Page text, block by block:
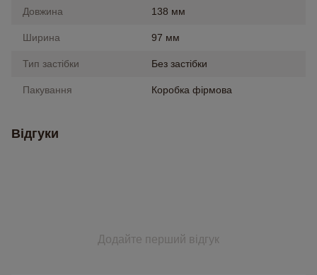
Довжина 138 мм
Ширина 97 мм
Тип застібки Без застібки
Пакування Коробка фірмова
Відгуки
Додайте перший відгук